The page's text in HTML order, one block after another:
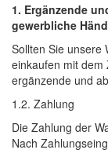
1. Ergänzende
gewerbliche
Sollten Sie unsere
einkaufen mit dem
ergänzende und
1.2. Zahlung
Die Zahlung der
Nach